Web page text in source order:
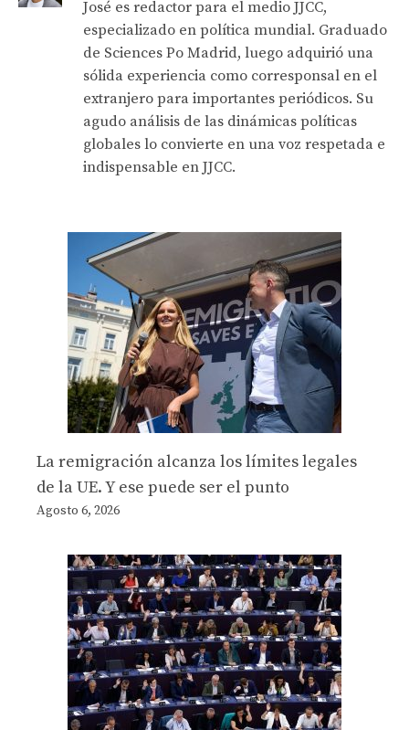
José es redactor para el medio JJCC,
especializado en política mundial. Graduado
de Sciences Po Madrid, luego adquirió una
sólida experiencia como corresponsal en el
extranjero para importantes periódicos. Su
agudo análisis de las dinámicas políticas
globales lo convierte en una voz respetada e
indispensable en JJCC.
La remigración alcanza los límites legales
de la UE. Y ese puede ser el punto
Agosto 6, 2026